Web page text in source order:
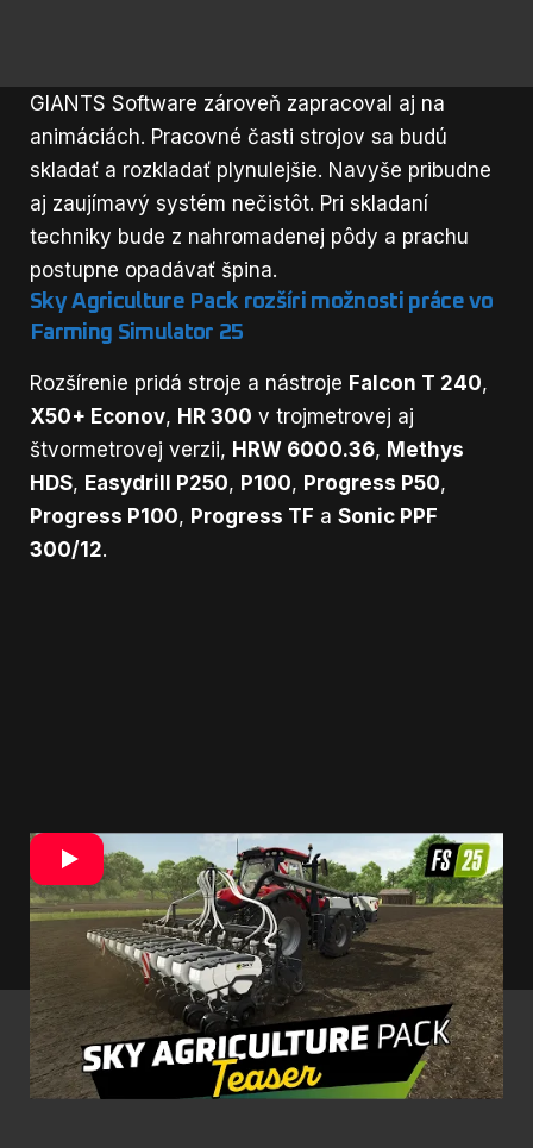
GIANTS Software zároveň zapracoval aj na
animáciách. Pracovné časti strojov sa budú
skladať a rozkladať plynulejšie. Navyše pribudne
aj zaujímavý systém nečistôt. Pri skladaní
techniky bude z nahromadenej pôdy a prachu
postupne opadávať špina.
Sky Agriculture Pack rozšíri možnosti práce vo
Farming Simulator 25
Rozšírenie pridá stroje a nástroje Falcon T 240,
X50+ Econov, HR 300 v trojmetrovej aj
štvormetrovej verzii, HRW 6000.36, Methys
HDS, Easydrill P250, P100, Progress P50,
Progress P100, Progress TF a Sonic PPF
300/12.
Nové vybavenie pokryje viacero oblastí
poľnohospodárskej práce. Hráči ho využijú pri
príprave pôdy, sejbe aj hnojení. Niektoré stroje
navyše ponúknu viac spôsobov použitia.
- Reklama -